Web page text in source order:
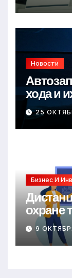
Новости
хода и
25
Бизнес И
охране
онлайн
9